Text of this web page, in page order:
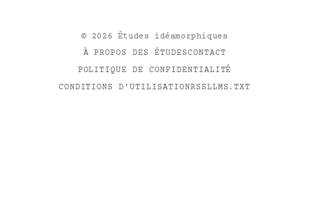
© 2026 Études idéamorphiques
À PROPOS DES ÉTUDESCONTACT
POLITIQUE DE CONFIDENTIALITÉ
CONDITIONS D'UTILISATIONRSSLLMS.TXT